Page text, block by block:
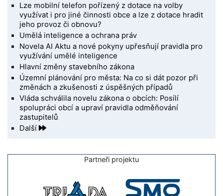
Lze mobilní telefon pořízený z dotace na volby
využívat i pro jiné činnosti obce a lze z dotace hradit
jeho provoz či obnovu?
Umělá inteligence a ochrana práv
Novela AI Aktu a nové pokyny upřesňují pravidla pro
využívání umělé inteligence
Hlavní změny stavebního zákona
Územní plánování pro města: Na co si dát pozor při
změnách a zkušenosti z úspěšných případů
Vláda schválila novelu zákona o obcích: Posílí
spolupráci obcí a upraví pravidla odměňování
zastupitelů
Další
Partneři projektu